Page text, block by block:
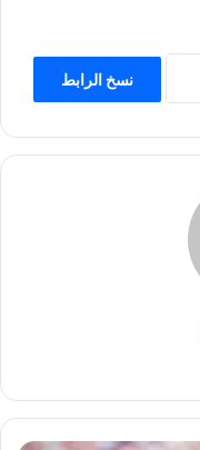
نسخ الرابط